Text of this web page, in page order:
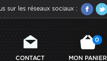
sur les réseaux sociaux :
CONTACT MON PANIER
0